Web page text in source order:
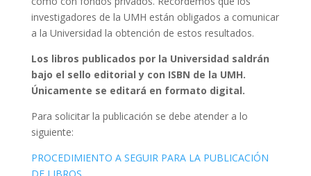
investigadores de la UMH están obligados a comunicar
a la Universidad la obtención de estos resultados.
Los libros publicados por la Universidad saldrán
bajo el sello editorial y con ISBN de la UMH.
Únicamente se editará en formato digital.
Para solicitar la publicación se debe atender a lo
siguiente:
PROCEDIMIENTO A SEGUIR PARA LA PUBLICACIÓN